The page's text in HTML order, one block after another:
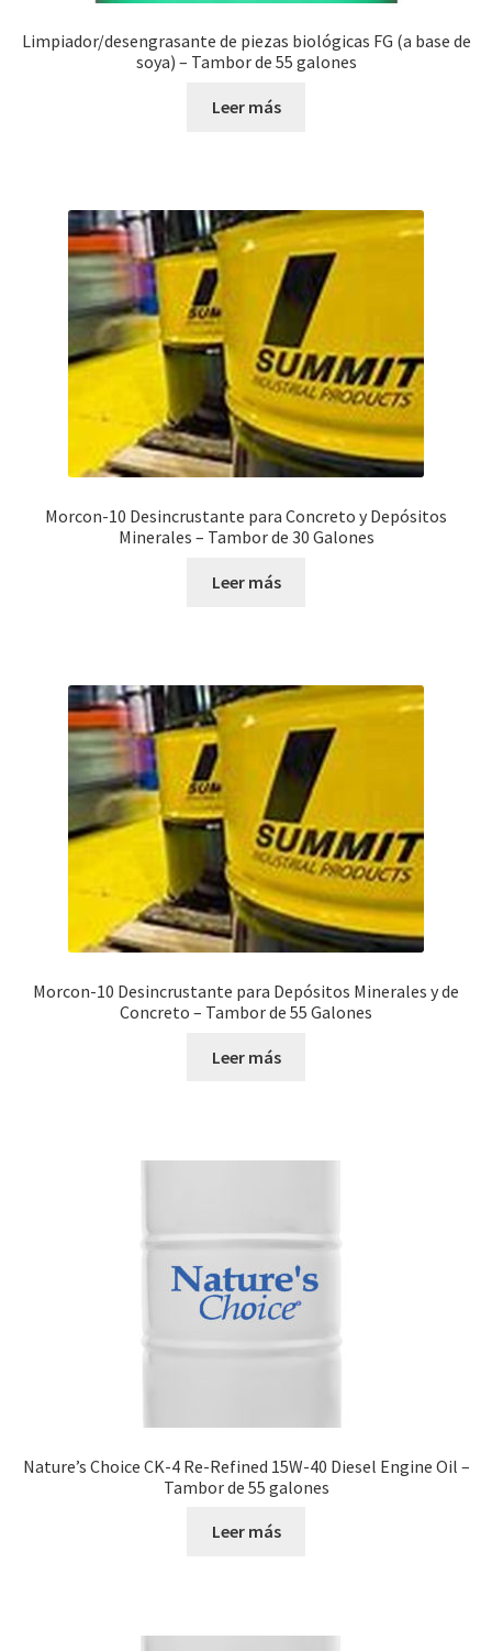
Limpiador/desengrasante de piezas biológicas FG (a base de
soya) – Tambor de 55 galones
Leer más
Morcon-10 Desincrustante para Concreto y Depósitos
Minerales – Tambor de 30 Galones
Leer más
Morcon-10 Desincrustante para Depósitos Minerales y de
Concreto – Tambor de 55 Galones
Leer más
Nature’s Choice CK-4 Re-Refined 15W-40 Diesel Engine Oil –
Tambor de 55 galones
Leer más